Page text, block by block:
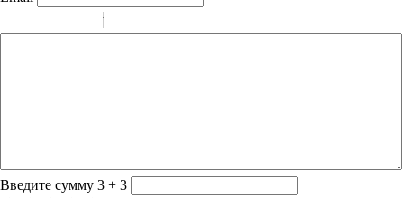
-
-
-
Введите сумму 3 + 3